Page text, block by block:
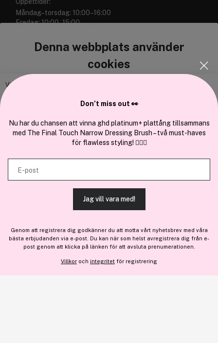
Denna webbplats använder
cookies
Vi använder enhetsidentifierare för att anpassa innehållet och
och annan information från din enhet till de sociala medier och annons-
och analysföretag som vi samarbetar med. Dessa kan i sin tur
kombinera informationen med annan information som du har
tillhandahållit eller som de har samlat in när du har använt deras
tjänster.
TILLÅT ALLA COOKIES
VISA DETALJER
Måndag–torsdag: 10:00–16:00
Fredag: 10:00–15:00
Cocopanda.se
Om oss
Brandsdal Group AS
För personlig vägledning om professionella hårprodukter, klicka
här.
Don’t miss out 👀
Nu har du chansen att vinna ghd platinum+ plattång tillsammans
med The Final Touch Narrow Dressing Brush – två must-haves
för flawless styling! 💇‍♀️✨
E-post
Jag vill vara med!
Genom att registrera dig godkänner du att motta vårt nyhetsbrev med våra
bästa erbjudanden via e-post. Du kan när som helst avregistrera dig från e-
post genom att klicka på länken för att avsluta prenumerationen.
Villkor och integritet för registrering